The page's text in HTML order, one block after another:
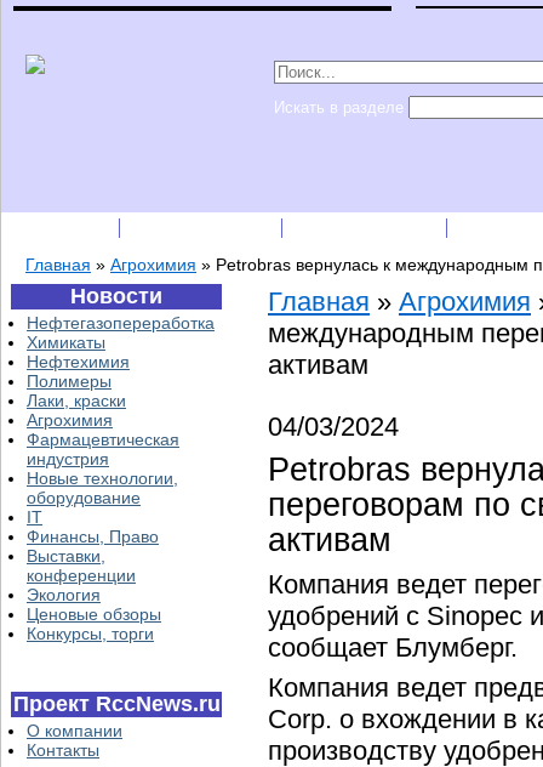
Искать в разделе
Главная » Агрохимия » Petrobras вернулась к международным
Новости
Нефтегазопереработка
Химикаты
Нефтехимия
Полимеры
Лаки, краски
Агрохимия
Фармацевтическая
индустрия
Новые технологии,
оборудование
IT
Финансы, Право
Выставки,
конференции
Экология
Ценовые обзоры
Конкурсы, торги
Проект RccNews.ru
О компании
Контакты
Главная » Агрохимия
международным
активам
04/03/2024
Petrobras
переговорам по
активам
Компания ведет
удобрений с Sinopec
сообщает Блумберг.
Компания ведет
Corp. о вхождении в
производству